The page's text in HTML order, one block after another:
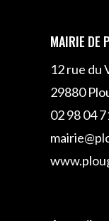
MAIRIE DE
12 rue du
29880
02 98 04